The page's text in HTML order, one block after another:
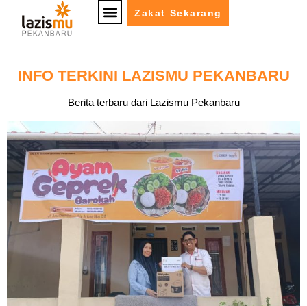
Zakat Sekarang
INFO TERKINI LAZISMU PEKANBARU
Berita terbaru dari Lazismu Pekanbaru